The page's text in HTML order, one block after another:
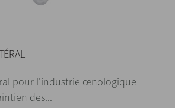
pour l'industrie œnologique
des...